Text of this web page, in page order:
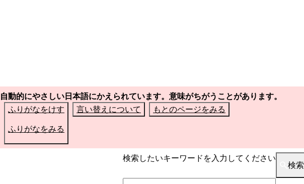
自動的にやさしい日本語にかえられています。意味がちがうことがあります。
ふりがなをけす
ふりがなをみる
言い替えについて もとのページをみる
検索したいキーワードを入力してください
検索